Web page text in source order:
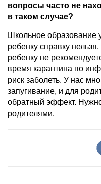
вопросы часто не
в таком случае?
Школьное образование
ребенку справку
ребенку не
время карантина по
риск заболеть. У нас
запугивание, и для
обратный эффект.
родителями.